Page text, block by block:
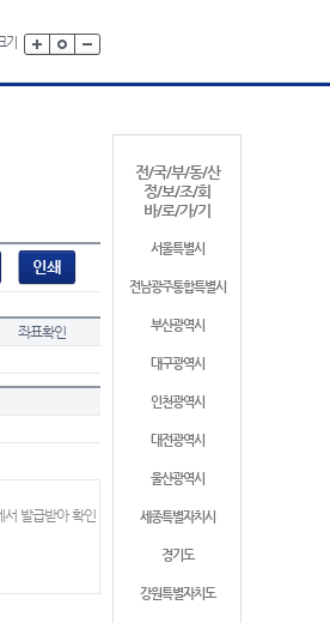
기
전/국/부/동/산
정/보/조/회
바/로/가/기
서울특별시
전남광주통합특별시
부산광역시
대구광역시
인천광역시
대전광역시
울산광역시
세종특별자치시
경기도
강원특별자치도
좌표확인
서 발급받아 확인